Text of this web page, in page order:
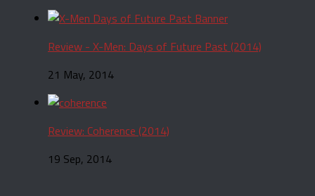
Review - X-Men: Days of Future Past (2014)
21 May, 2014
Review: Coherence (2014)
19 Sep, 2014